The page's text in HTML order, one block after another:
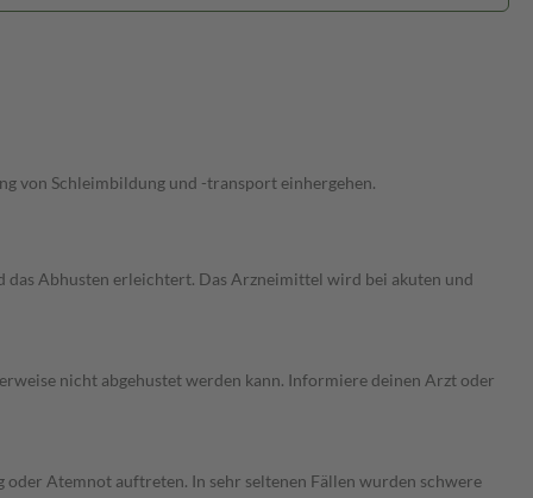
von Schleimbildung und -transport einhergehen.
Abhusten erleichtert. Das Arzneimittel wird bei akuten und
nicht abgehustet werden kann. Informiere deinen Arzt oder
oder Atemnot auftreten. In sehr seltenen Fällen wurden schwere